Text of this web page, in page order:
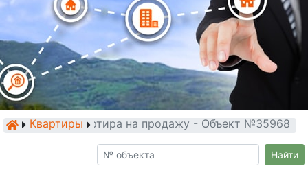
КвартирыКвартира на продажу - Объект №35968
Найти